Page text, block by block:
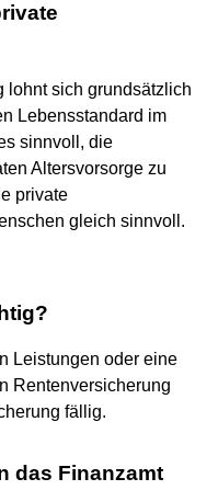
lohnt sich grundsätzlich
Lebensstandard im
sinnvoll, die
Altersvorsorge zu
private
gleich sinnvoll.
Leistungen oder eine
Rentenversicherung
fällig.
das Finanzamt